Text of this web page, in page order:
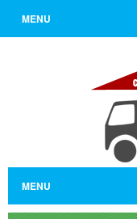
MENU
MENU